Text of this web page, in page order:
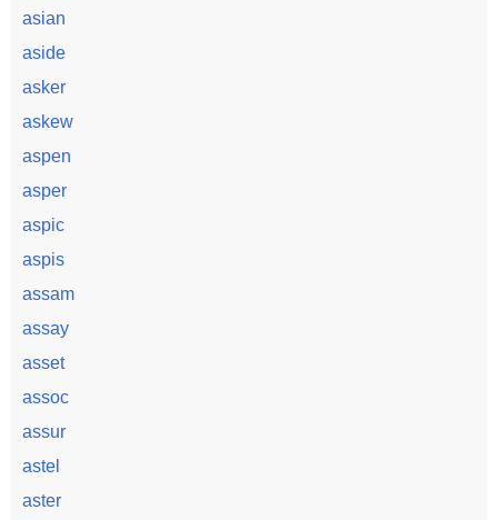
asian
aside
asker
askew
aspen
asper
aspic
aspis
assam
assay
asset
assoc
assur
astel
aster